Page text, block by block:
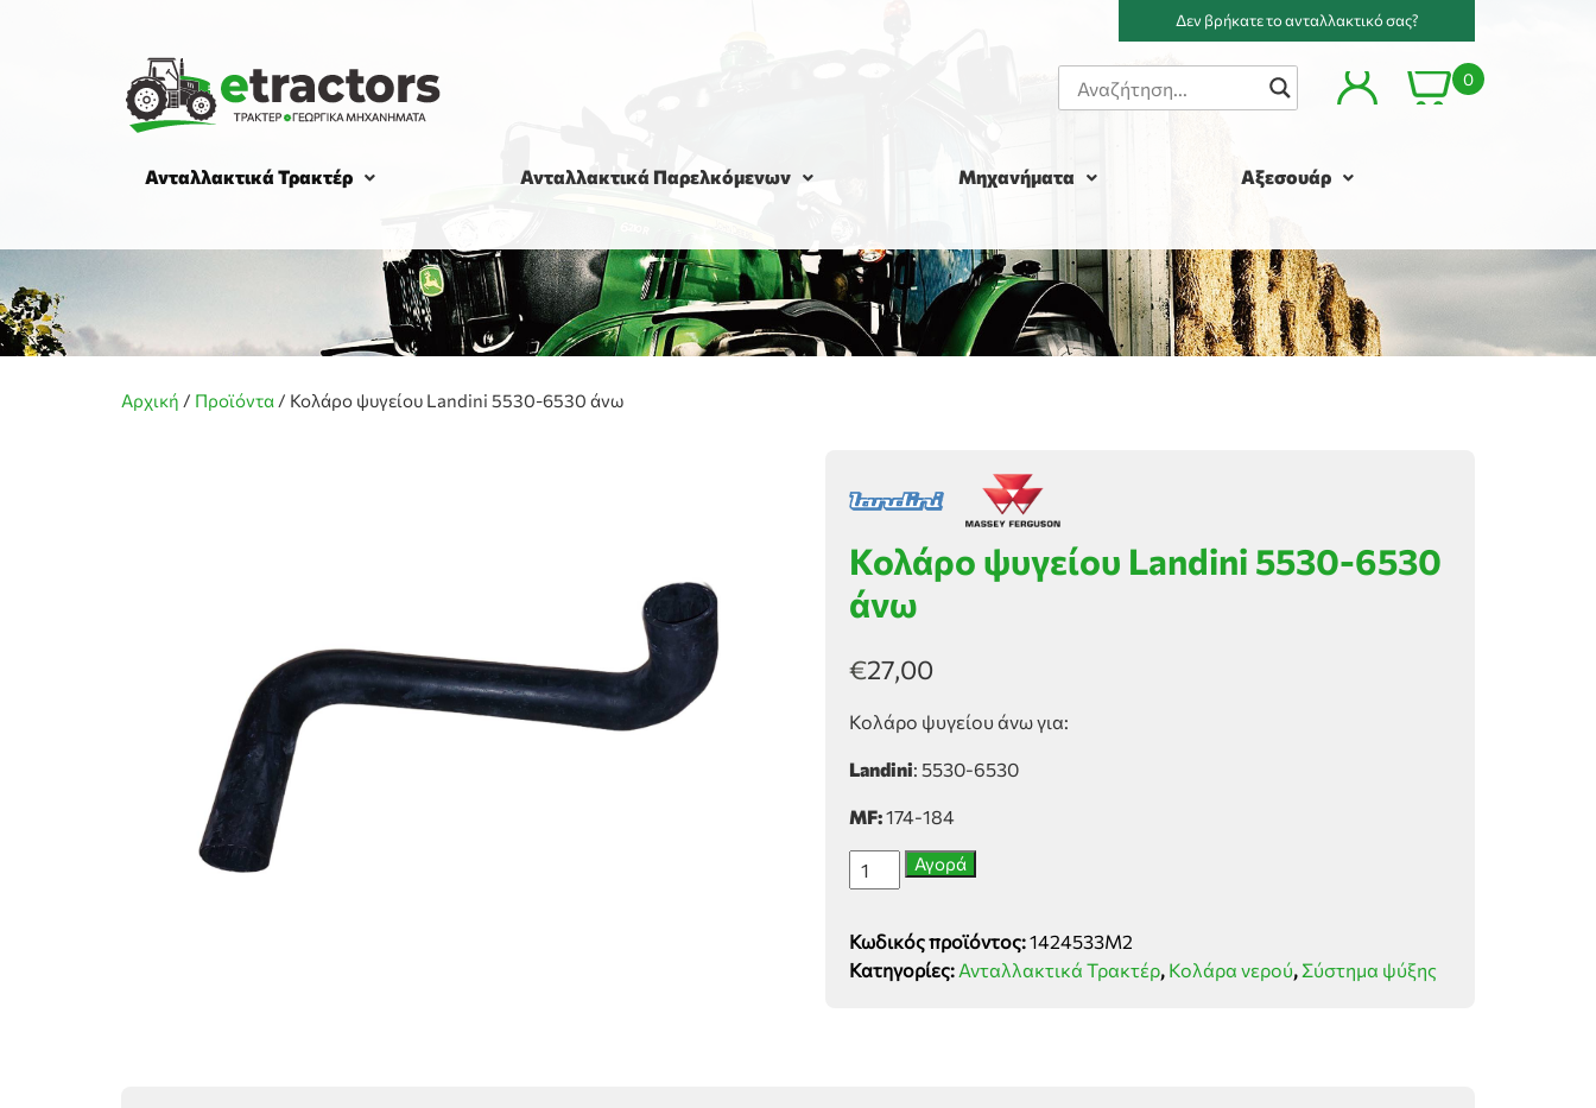
Δεν βρήκατε το ανταλλακτικό σας?
0
Ανταλλακτικά Τρακτέρ Ανταλλακτικά Παρελκόμενων Μηχανήματα Αξεσουάρ
Αρχική / Προϊόντα / Κολάρο ψυγείου Landini 5530-6530 άνω
Κολάρο ψυγείου Landini 5530-6530
άνω
€27,00
Κολάρο ψυγείου άνω για:
Landini: 5530-6530
MF:174-184
Κολάρο
ψυγείου
5530-
6530
Αγορά
Κωδικός προϊόντος:1424533M2
Κατηγορίες: Ανταλλακτικά Τρακτέρ, Κολάρα νερού, Σύστημα ψύξης